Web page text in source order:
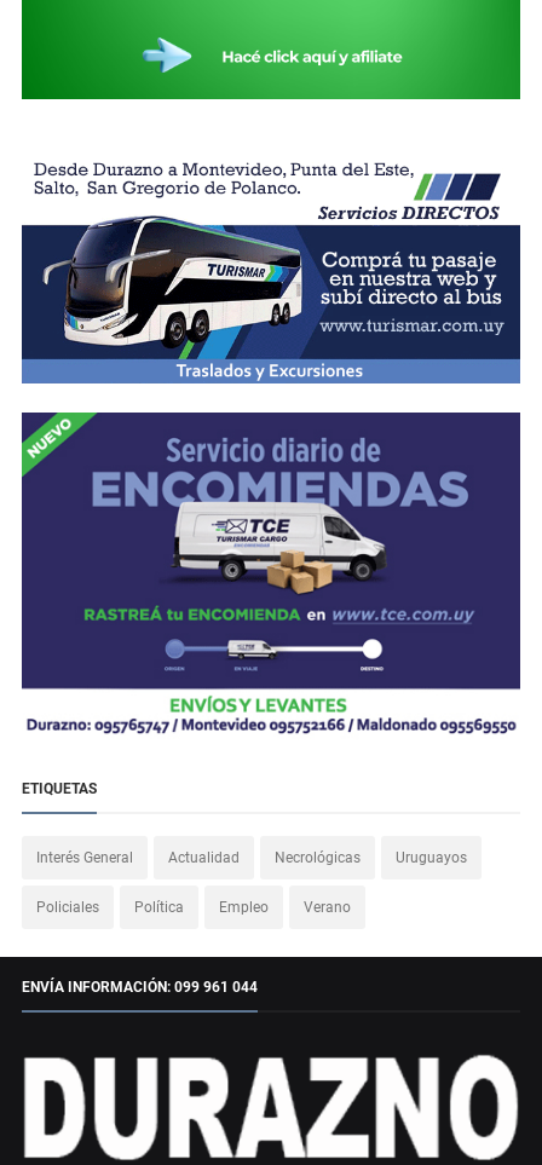
ETIQUETAS
Interés General Actualidad Necrológicas Uruguayos
Policiales Política Empleo Verano
ENVÍA INFORMACIÓN: 099 961 044